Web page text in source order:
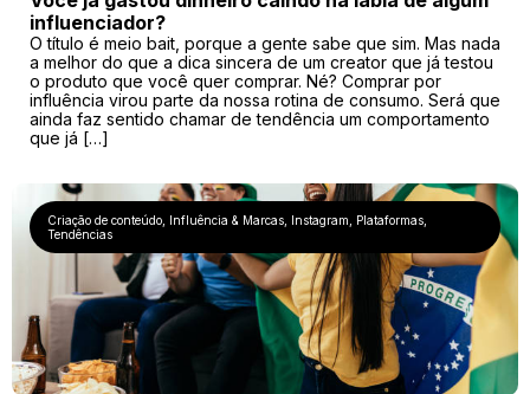
influenciador?
O título é meio bait, porque a gente sabe que sim. Mas nada
a melhor do que a dica sincera de um creator que já testou
o produto que você quer comprar. Né? Comprar por
influência virou parte da nossa rotina de consumo. Será que
ainda faz sentido chamar de tendência um comportamento
que já […]
Criação de conteúdo Influência & Marcas Instagram Plataformas
Tendências